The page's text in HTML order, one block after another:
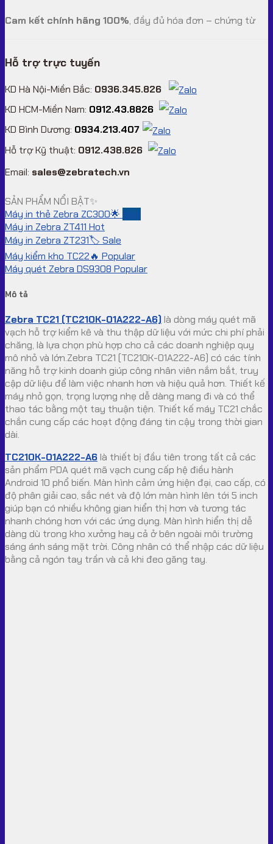
Cam kết chính hãng 100%, đầy đủ hóa đơn – chứng từ
Hỗ trợ trực tuyến
KD Hà Nội-Miền Bắc: 0936.345.826
KD HCM-Miền Nam: 0912.43.8826
KD Bình Dương: 0934.213.407
Hỗ trợ Kỹ thuật: 0912.438.826
Email: sales@zebratech.vn
SẢN PHẨM NỔI BẬT✨
Máy in thẻ Zebra ZC300🌟
Máy in Zebra ZT411
Máy in Zebra ZT231🏷️
Máy kiểm kho TC22🔥
Máy quét Zebra DS9308
Mô tả
Zebra TC21 (TC210K-01A222-A6)là dòng máy quét mã
vạch hỗ trợ kiểm kê và thu thập dữ liệu với mức chi phí phải
chăng, là lựa chọn phù hợp cho cả các doanh nghiệp quy
mô nhỏ và lớn.Zebra TC21 (TC210K-01A222-A6) có các tính
năng hỗ trợ kinh doanh giúp công nhân viên nắm bắt, truy
cập dữ liệu để làm việc nhanh hơn và hiệu quả hơn. Thiết kế
máy nhỏ gọn, trọng lượng nhẹ dễ dàng mang đi và có thể
thao tác bằng một tay thuận tiện. Thiết kế máy TC21 chắc
chắn cung cấp các hoạt động đáng tin cậy trong thời gian
dài.
TC210K-01A222-A6là thiết bị đầu tiên trong tất cả các
sản phẩm PDA quét mã vạch cung cấp hệ điều hành
Android 10 phổ biến. Màn hình cảm ứng hiện đại, cao cấp, có
độ phân giải cao, sắc nét và độ lớn màn hình lên tới 5 inch
giúp bạn có nhiều không gian hiển thị hơn và tương tác
nhanh chóng hơn với các ứng dụng. Màn hình hiển thị dễ
dàng dù trong kho xưởng hay cả ở bên ngoài môi trường
sáng ánh sáng mặt trời. Công nhân có thể nhập các dữ liệu
bằng cả ngón tay trần và cả khi đeo găng tay.